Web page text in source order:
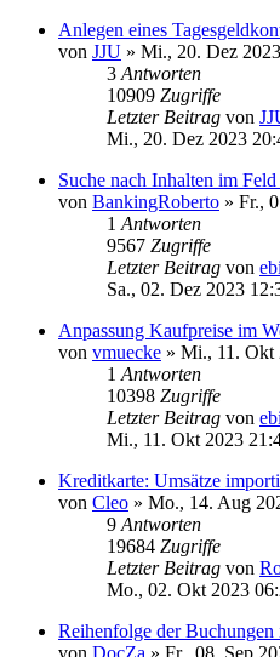
Anlegen eines
von JJU » Mi., 20. Dez
3 Antworten
10909 Zugriffe
Letzter Beitrag von
Mi., 20. Dez 2023
Suche nach Inhalten im
von BankingRoberto » Fr.,
1 Antworten
9567 Zugriffe
Letzter Beitrag von
Sa., 02. Dez 2023
Anpassung Kaufpreise im
von vmuecke » Mi., 11. Okt
1 Antworten
10398 Zugriffe
Letzter Beitrag von
Mi., 11. Okt 2023
Kreditkarte: Umsätze
von Cleo » Mo., 14. Aug
9 Antworten
19684 Zugriffe
Letzter Beitrag von
Mo., 02. Okt 2023
Reihenfolge der Buchungen
von DocZa » Fr., 08. Sep